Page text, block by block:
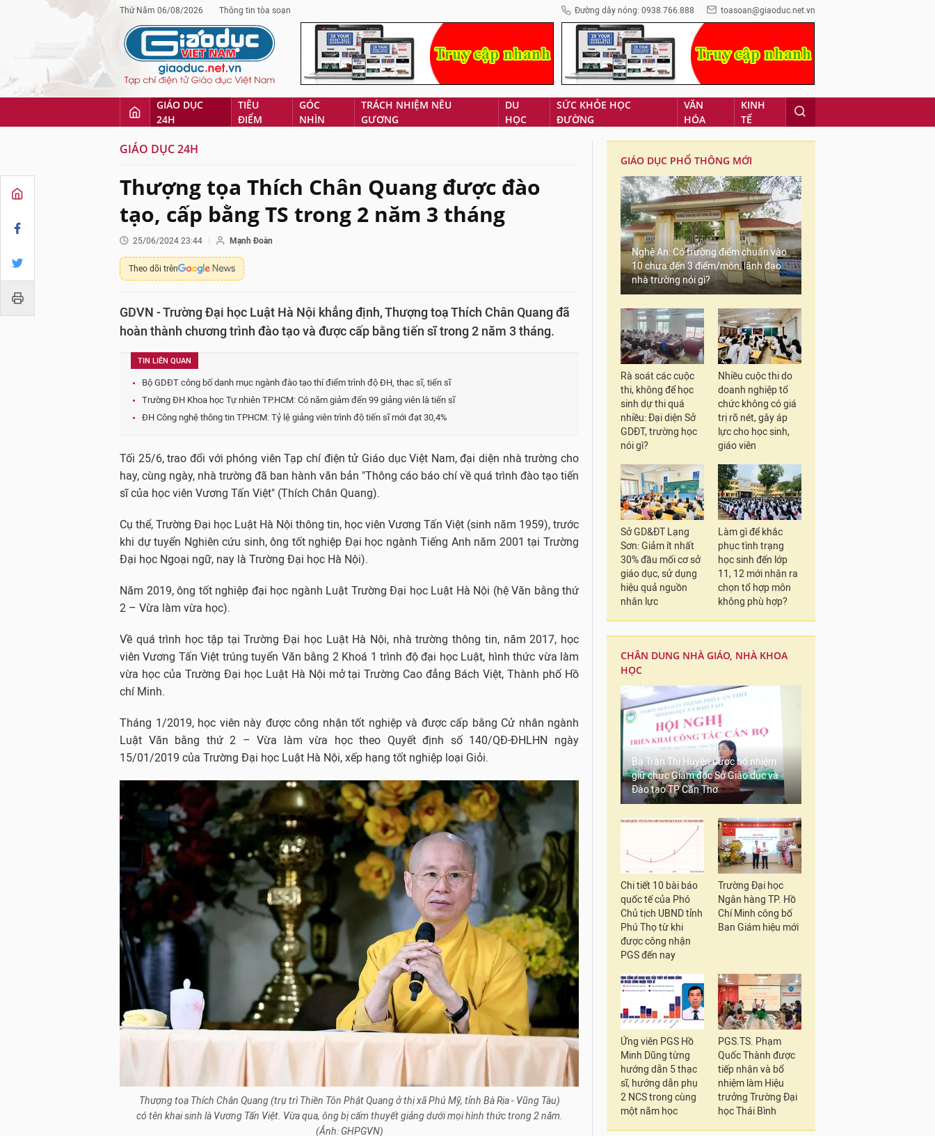
Thứ Năm 06/08/2026 Thông tin tòa soạn Đường dây nóng: 0938.766.888 toasoan@giaoduc.net.vn
GIÁO DỤC
24H
TIÊU
ĐIỂM
GÓC
NHÌN
TRÁCH NHIỆM NÊU
GƯƠNG
DU
HỌC
SỨC KHỎE HỌC
ĐƯỜNG
VĂN
HÓA
KINH
TẾ
GIÁO DỤC 24H
Thượng tọa Thích Chân Quang được đào
tạo, cấp bằng TS trong 2 năm 3 tháng
25/06/2024 23:44 Mạnh Đoàn
Theo dõi trên
GDVN - Trường Đại học Luật Hà Nội khẳng định, Thượng toạ Thích Chân Quang đã
hoàn thành chương trình đào tạo và được cấp bằng tiến sĩ trong 2 năm 3 tháng.
TIN LIÊN QUAN
Bộ GDĐT công bố danh mục ngành đào tạo thí điểm trình độ ĐH, thạc sĩ, tiến sĩ
Trường ĐH Khoa học Tự nhiên TP.HCM: Có năm giảm đến 99 giảng viên là tiến sĩ
ĐH Công nghệ thông tin TPHCM: Tỷ lệ giảng viên trình độ tiến sĩ mới đạt 30,4%
Tối 25/6, trao đổi với phóng viên Tạp chí điện tử Giáo dục Việt Nam, đại diện nhà trường cho
hay, cùng ngày, nhà trường đã ban hành văn bản "Thông cáo báo chí về quá trình đào tạo tiến
sĩ của học viên Vương Tấn Việt" (Thích Chân Quang).
Cụ thể, Trường Đại học Luật Hà Nội thông tin, học viên Vương Tấn Việt (sinh năm 1959), trước
khi dự tuyển Nghiên cứu sinh, ông tốt nghiệp Đại học ngành Tiếng Anh năm 2001 tại Trường
Đại học Ngoại ngữ, nay là Trường Đại học Hà Nội).
Năm 2019, ông tốt nghiệp đại học ngành Luật Trường Đại học Luật Hà Nội (hệ Văn bằng thứ
2 – Vừa làm vừa học).
Về quá trình học tập tại Trường Đại học Luật Hà Nội, nhà trường thông tin, năm 2017, học
viên Vương Tấn Việt trúng tuyển Văn bằng 2 Khoá 1 trình độ đại học Luật, hình thức vừa làm
vừa học của Trường Đại học Luật Hà Nội mở tại Trường Cao đẳng Bách Việt, Thành phố Hồ
chí Minh.
Tháng 1/2019, học viên này được công nhận tốt nghiệp và được cấp bằng Cử nhân ngành
Luật Văn bằng thứ 2 – Vừa làm vừa học theo Quyết định số 140/QĐ-ĐHLHN ngày
15/01/2019 của Trường Đại học Luật Hà Nội, xếp hạng tốt nghiệp loại Giỏi.
Thượng toạ Thích Chân Quang (trụ trì Thiền Tôn Phật Quang ở thị xã Phú Mỹ, tỉnh Bà Rịa - Vũng Tàu)
có tên khai sinh là Vương Tấn Việt. Vừa qua, ông bị cấm thuyết giảng dưới mọi hình thức trong 2 năm.
(Ảnh: GHPGVN)
GIÁO DỤC PHỔ THÔNG MỚI
Nghệ An: Có trường điểm chuẩn vào
10 chưa đến 3 điểm/môn, lãnh đạo
nhà trường nói gì?
Rà soát các cuộc
thi, không để học
sinh dự thi quá
nhiều: Đại diện Sở
GDĐT, trường học
nói gì?
Nhiều cuộc thi do
doanh nghiệp tổ
chức không có giá
trị rõ nét, gây áp
lực cho học sinh,
giáo viên
Sở GD&ĐT Lạng
Sơn: Giảm ít nhất
30% đầu mối cơ sở
giáo dục, sử dụng
hiệu quả nguồn
nhân lực
Làm gì để khắc
phục tình trạng
học sinh đến lớp
11, 12 mới nhận ra
chọn tổ hợp môn
không phù hợp?
CHÂN DUNG NHÀ GIÁO, NHÀ KHOA
HỌC
Bà Trần Thị Huyền được bổ nhiệm
giữ chức Giám đốc Sở Giáo dục và
Đào tạo TP Cần Thơ
Chi tiết 10 bài báo
quốc tế của Phó
Chủ tịch UBND tỉnh
Phú Thọ từ khi
được công nhận
PGS đến nay
Trường Đại học
Ngân hàng TP. Hồ
Chí Minh công bố
Ban Giám hiệu mới
Ứng viên PGS Hồ
Minh Dũng từng
hướng dẫn 5 thạc
sĩ, hướng dẫn phụ
2 NCS trong cùng
một năm học
PGS.TS. Phạm
Quốc Thành được
tiếp nhận và bổ
nhiệm làm Hiệu
trưởng Trường Đại
học Thái Bình